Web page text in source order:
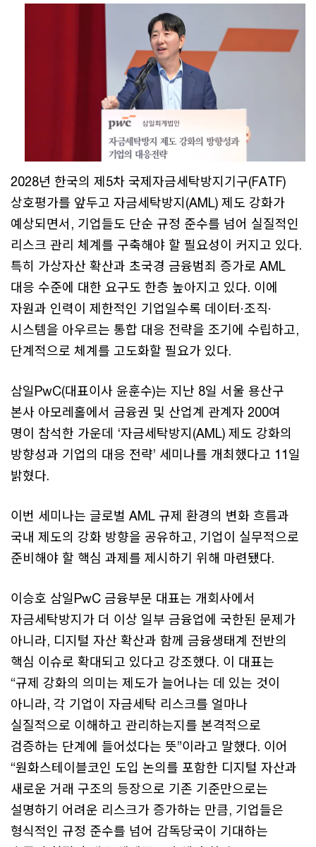
2028년 한국의 제5차 국제자금세탁방지기구(FATF)
상호평가를 앞두고 자금세탁방지(AML) 제도 강화가
예상되면서, 기업들도 단순 규정 준수를 넘어 실질적인
리스크 관리 체계를 구축해야 할 필요성이 커지고 있다.
특히 가상자산 확산과 초국경 금융범죄 증가로 AML
대응 수준에 대한 요구도 한층 높아지고 있다. 이에
자원과 인력이 제한적인 기업일수록 데이터·조직·
시스템을 아우르는 통합 대응 전략을 조기에 수립하고,
단계적으로 체계를 고도화할 필요가 있다.
삼일PwC(대표이사 윤훈수)는 지난 8일 서울 용산구
본사 아모레홀에서 금융권 및 산업계 관계자 200여
명이 참석한 가운데 ‘자금세탁방지(AML) 제도 강화의
방향성과 기업의 대응 전략’ 세미나를 개최했다고 11일
밝혔다.
이번 세미나는 글로벌 AML 규제 환경의 변화 흐름과
국내 제도의 강화 방향을 공유하고, 기업이 실무적으로
준비해야 할 핵심 과제를 제시하기 위해 마련됐다.
이승호 삼일PwC 금융부문 대표는 개회사에서
자금세탁방지가 더 이상 일부 금융업에 국한된 문제가
아니라, 디지털 자산 확산과 함께 금융생태계 전반의
핵심 이슈로 확대되고 있다고 강조했다. 이 대표는
“규제 강화의 의미는 제도가 늘어나는 데 있는 것이
아니라, 각 기업이 자금세탁 리스크를 얼마나
실질적으로 이해하고 관리하는지를 본격적으로
검증하는 단계에 들어섰다는 뜻”이라고 말했다. 이어
“원화스테이블코인 도입 논의를 포함한 디지털 자산과
새로운 거래 구조의 등장으로 기존 기준만으로는
설명하기 어려운 리스크가 증가하는 만큼, 기업들은
형식적인 규정 준수를 넘어 감독당국이 기대하는